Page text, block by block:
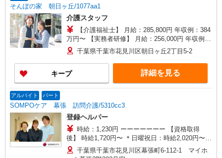
そんぽの家 朝日ヶ丘/1077aa1
介護スタッフ
【介護福祉士】 月給：285,800円 年収例：384
万円〜 【実務者研修】 月給：256,000円 年収例：
345万円〜 【初任者研修・無資格】 月給：
247,200円 年収例：334万円〜 ※職務手当、働き
がい向上手当、日祝手当（月平均2回分）、夜勤手
当（月平均5回分）等、毎月平均的に支払われる手
当を含みます。 ※介護福祉士のみ、特別職務手当
分〜） ◎賞与 基本給2.08ヶ月分/年支給
千葉県千葉市花見川区朝日ヶ丘2丁目5-2
キープ 詳細を見る
アルバイト パート
SOMPOケア 幕張 訪問介護/5310cc3
登録ヘルパー
時給：1,230円 ーーーーーーー 【資格取得
後】 時給1,720円〜 ＊日曜祝日：時給2,020円〜
ーーーーーーー
千葉県千葉市花見川区幕張町6-112-1 マイホ